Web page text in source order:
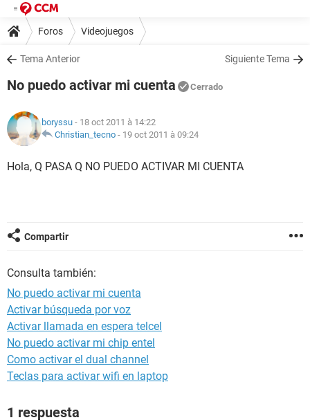
Foros Videojuegos
Tema Anterior Siguiente Tema
No puedo activar mi cuenta Cerrado
boryssu - 18 oct 2011 à 14:22
Christian_tecno - 19 oct 2011 à 09:24
Hola, Q PASA Q NO PUEDO ACTIVAR MI CUENTA
Compartir
Consulta también:
No puedo activar mi cuenta
Activar búsqueda por voz
Activar llamada en espera telcel
No puedo activar mi chip entel
Como activar el dual channel
Teclas para activar wifi en laptop
1 respuesta